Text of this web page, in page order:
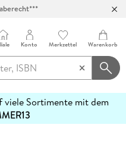
Konto Merkzettel Warenkorb
viele Sortimente mit dem